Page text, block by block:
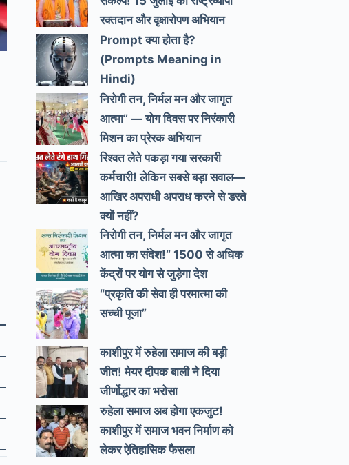
रक्तदान और वृक्षारोपण अभियान
Prompt क्या होता है?
(Prompts Meaning in
Hindi)
निरोगी तन, निर्मल मन और जागृत
आत्मा” — योग दिवस पर निरंकारी
मिशन का प्रेरक अभियान
रिश्वत लेते पकड़ा गया सरकारी
कर्मचारी! लेकिन सबसे बड़ा सवाल—
आखिर अपराधी अपराध करने से डरते
क्यों नहीं?
निरोगी तन, निर्मल मन और जागृत
आत्मा का संदेश!” 1500 से अधिक
केंद्रों पर योग से जुड़ेगा देश
“प्रकृति की सेवा ही परमात्मा की
सच्ची पूजा”
काशीपुर में रुहेला समाज की बड़ी
जीत! मेयर दीपक बाली ने दिया
जीर्णोद्धार का भरोसा
रुहेला समाज अब होगा एकजुट!
काशीपुर में समाज भवन निर्माण को
लेकर ऐतिहासिक फैसला